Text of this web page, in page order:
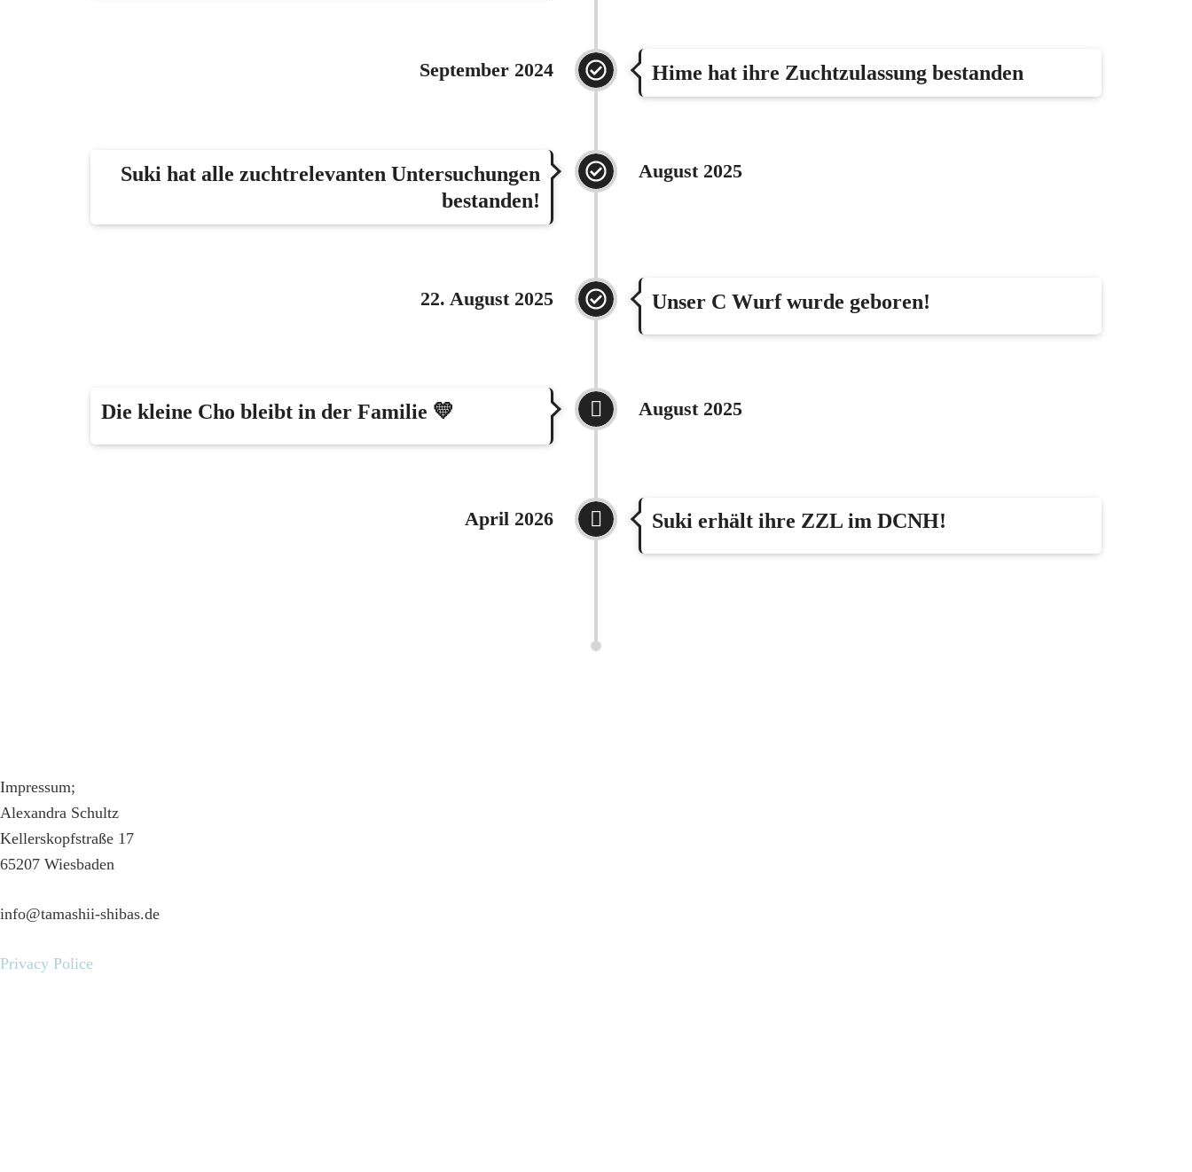
September 2024 Hime hat ihre Zuchtzulassung bestanden
August 2025
Suki hat alle zuchtrelevanten Untersuchungen
bestanden!
22. August 2025 Unser C Wurf wurde geboren!
August 2025
Die kleine Cho bleibt in der Familie 💛
April 2026 Suki erhält ihre ZZL im DCNH!
Impressum;
Alexandra Schultz
Kellerskopfstraße 17
65207 Wiesbaden
info@tamashii-shibas.de
Privacy Police